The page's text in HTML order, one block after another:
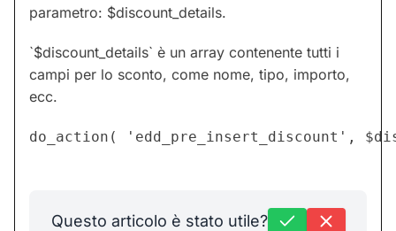
parametro: $discount_details.
`$discount_details` è un array contenente tutti i
campi per lo sconto, come nome, tipo, importo,
ecc.
Questo articolo è stato utile?